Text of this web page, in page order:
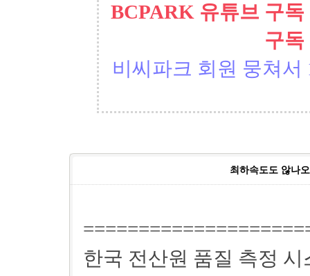
BCPARK 유튜브 구
구독
비씨파크 회원 뭉쳐서
최하속도도 않나
한국 전산원 품질 측정